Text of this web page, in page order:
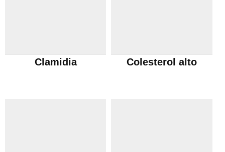
Clamidia Colesterol alto